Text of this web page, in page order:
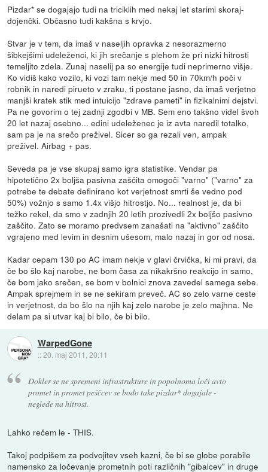
Pizdar* se dogajajo tudi na triciklih med nekaj let starimi skoraj-
dojenčki. Občasno tudi kakšna s krvjo.
Stvar je v tem, da imaš v naseljih opravka z nesorazmerno
šibkejšimi udeleženci, ki jih srečanje s plehom že pri nizki hitrosti
temeljito zdela. Zunaj naselij pa so energije tudi neprimerno višje.
Ko vidiš kako vozilo, ki vozi tam nekje med 50 in 70km/h poči v
robnik in naredi pirueto v zraku, ti postane jasno, da imaš verjetno
manjši kratek stik med intuicijo "zdrave pameti" in fizikalnimi dejstvi.
Pa ne govorim o tej zadnji zgodbi v MB. Sem eno takšno videl švoh
20 let nazaj osebno... edini udeleženec je iz avta naredil totalko,
sam pa je na srečo preživel. Sicer so ga rezali ven, ampak
preživel. Airbag + pas.
Seveda pa je vse skupaj samo igra statistike. Vendar pa
hipotetično 2x boljša pasivna zaščita omogoči "varno" ("varno" za
potrebe te debate definirano kot verjetnost smrti še vedno pod
50%) vožnjo s samo 1.4x višjo hitrostjo. No... realnost je, da bi
težko rekel, da smo v zadnjih 20 letih prozivedli 2x boljšo pasivno
zaščito. Zato se moramo predvsem zanašati na "aktivno" zaščito
vgrajeno med levim in desnim ušesom, malo nazaj in gor od nosa.
Kadar cepam 130 po AC imam nekje v glavi črvička, ki mi pravi, da
če bo šlo kaj narobe, ne bom časa za nikakršno reakcijo in samo,
če bom jako srečen, se bom v bolnici znova zavedel samega sebe.
Ampak sprejmem in se ne sekiram preveč. AC so zelo varne ceste
in verjetnost, da bo šlo na njih kaj zelo narobe je zelo majhna. Ne
delam pa si utvar kaj bi bilo, če bi bilo.
WarpedGone
::20. maj 2011, 20:11
Dokler se ne spremeni infrastrukture in popolnoma loči avto
promet in promet peščcev se bodo take pizdar* dogajale -
neglede na hitrost.
Lahko rečem le - THIS.
Takoj podpišem za podvojitev vseh kazni, če bi se globe porabile
namensko za ločevanje prometnih poti različnih "gibalcev" in druge